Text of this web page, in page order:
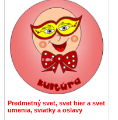
Predmetný svet, svet hier a svet
umenia, sviatky a oslavy